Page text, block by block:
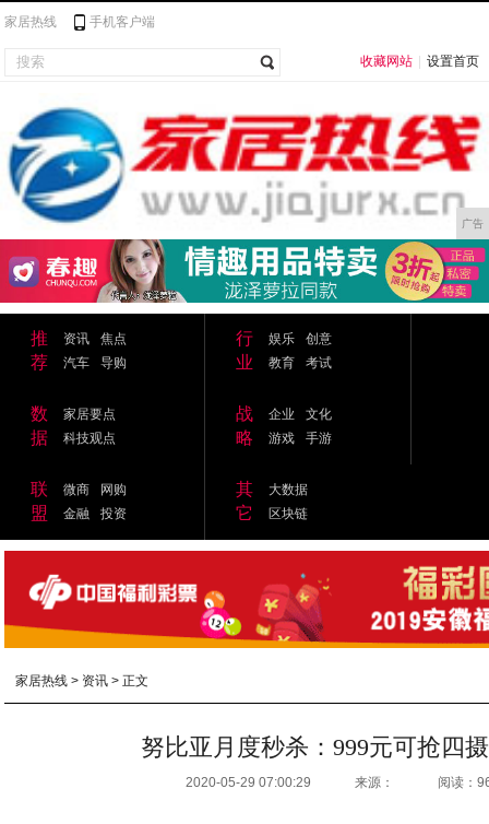
家居热线 手机客户端
收藏网站 设置首页
广告
推
荐
资讯
焦点
汽车
导购
行
业
娱乐
创意
教育
考试
数
据
家居要点
科技观点
战
略
企业
文化
游戏
手游
联
盟
微商
网购
金融
投资
其
它
大数据
区块链
家居热线 > 资讯 > 正文
努比亚月度秒杀：999元可抢四
2020-05-29 07:00:29 来源： 阅读：